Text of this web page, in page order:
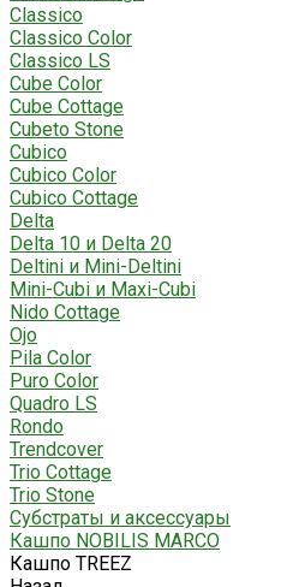
Classico
Classico Color
Classico LS
Cube Color
Cube Cottage
Cubeto Stone
Cubico
Cubico Color
Cubico Cottage
Delta
Delta 10 и Delta 20
Deltini и Mini-Deltini
Mini-Cubi и Maxi-Cubi
Nido Cottage
Ojo
Pila Color
Puro Color
Quadro LS
Rondo
Trendcover
Trio Cottage
Trio Stone
Субстраты и аксессуары
Кашпо NOBILIS MARCO
Кашпо TREEZ